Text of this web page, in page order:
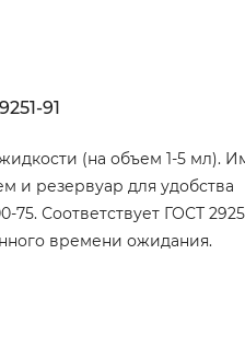
91
(на объем 1-5 мл).
и резервуар для удобства
Соответствует ГОСТ
времени ожидания.